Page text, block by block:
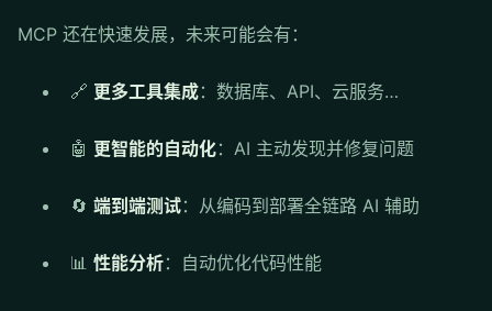
MCP 还在快速发展，未来可能会有：
🔗 更多工具集成：数据库、API、云服务…
🤖 更智能的自动化：AI 主动发现并修复问题
🔄 端到端测试：从编码到部署全链路 AI 辅助
📊 性能分析：自动优化代码性能